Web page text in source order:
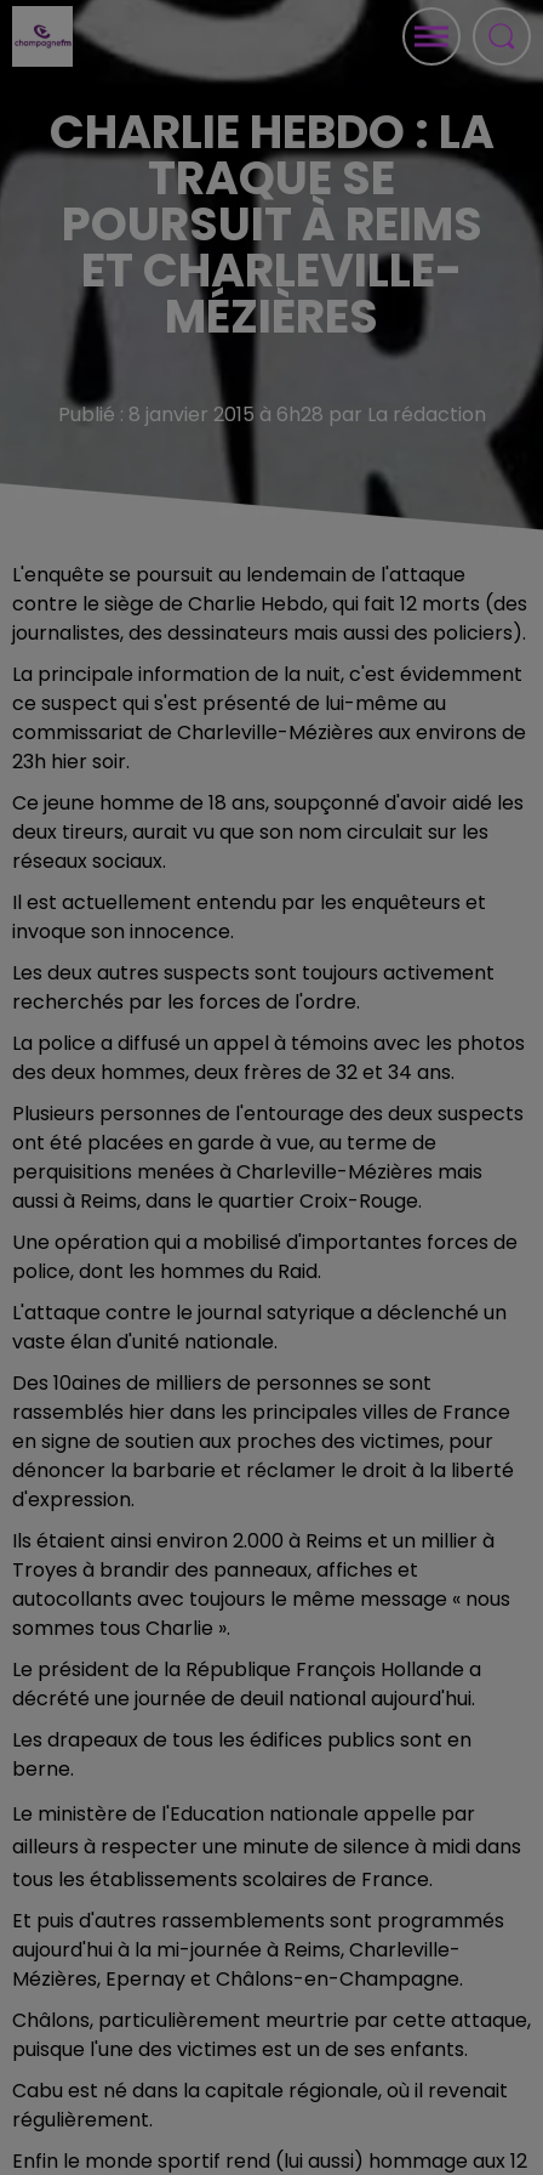
CHARLIE HEBDO : LA
TRAQUE SE
POURSUIT À REIMS
ET CHARLEVILLE-
MÉZIÈRES
Publié : 8 janvier 2015 à 6h28 par La rédaction
L'enquête se poursuit au lendemain de l'attaque
contre le siège de Charlie Hebdo, qui fait 12 morts (des
journalistes, des dessinateurs mais aussi des policiers).
La principale information de la nuit, c'est évidemment
ce suspect qui s'est présenté de lui-même au
commissariat de Charleville-Mézières aux environs de
23h hier soir.
Ce jeune homme de 18 ans, soupçonné d'avoir aidé les
deux tireurs, aurait vu que son nom circulait sur les
réseaux sociaux.
Il est actuellement entendu par les enquêteurs et
invoque son innocence.
Les deux autres suspects sont toujours activement
recherchés par les forces de l'ordre.
La police a diffusé un appel à témoins avec les photos
des deux hommes, deux frères de 32 et 34 ans.
Plusieurs personnes de l'entourage des deux suspects
ont été placées en garde à vue, au terme de
perquisitions menées à Charleville-Mézières mais
aussi à Reims, dans le quartier Croix-Rouge.
Une opération qui a mobilisé d'importantes forces de
police, dont les hommes du Raid.
L'attaque contre le journal satyrique a déclenché un
vaste élan d'unité nationale.
Des 10aines de milliers de personnes se sont
rassemblés hier dans les principales villes de France
en signe de soutien aux proches des victimes, pour
dénoncer la barbarie et réclamer le droit à la liberté
d'expression.
Ils étaient ainsi environ 2.000 à Reims et un millier à
Troyes à brandir des panneaux, affiches et
autocollants avec toujours le même message « nous
sommes tous Charlie ».
Le président de la République François Hollande a
décrété une journée de deuil national aujourd'hui.
Les drapeaux de tous les édifices publics sont en
berne.
Le ministère de l'Education nationale appelle par
ailleurs à respecter une minute de silence à midi dans
tous les établissements scolaires de France.
Et puis d'autres rassemblements sont programmés
aujourd'hui à la mi-journée à Reims, Charleville-
Mézières, Epernay et Châlons-en-Champagne.
Châlons, particulièrement meurtrie par cette attaque,
puisque l'une des victimes est un de ses enfants.
Cabu est né dans la capitale régionale, où il revenait
régulièrement.
Enfin le monde sportif rend (lui aussi) hommage aux 12